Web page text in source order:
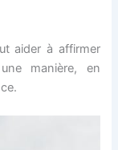
aider à affirmer
manière, en